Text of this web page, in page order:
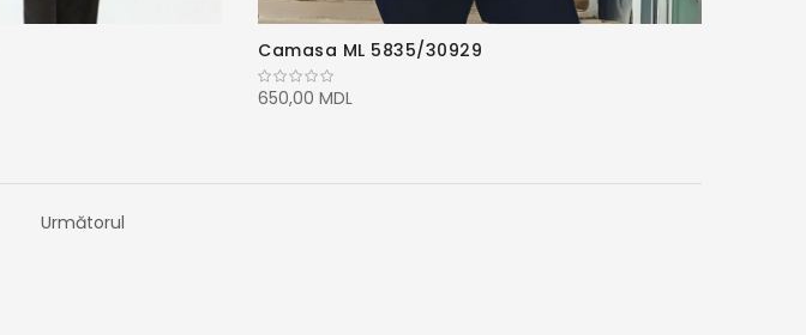
Camasa ML 5835/30929
650,00 MDL
Următorul